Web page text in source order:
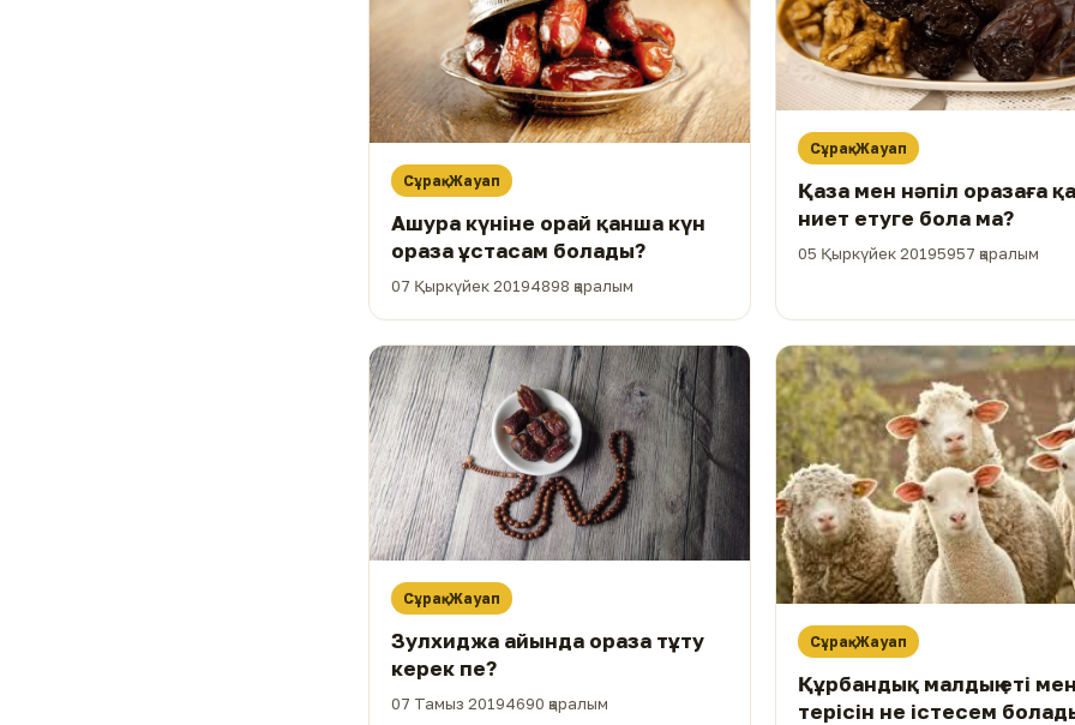
Сұрақ-Жауап
Ашура күніне орай қанша күн
ораза ұстасам болады?
07 Қыркүйек 20194898 қаралым
Сұрақ-Жауап
Қаза мен нәпіл оразаға
ниет етуге бола ма?
05 Қыркүйек 20195957 қаралым
Сұрақ-Жауап
Зулхиджа айында ораза тұту
керек пе?
07 Тамыз 20194690 қаралым
Сұрақ-Жауап
Құрбандық малдың еті мен
терісін не істесем